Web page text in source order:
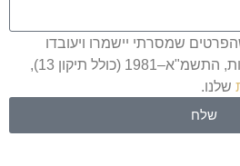
שמסרתי יישמרו ויעובדו
בהתאם לחוק הגנת הפרטיות, התשמ"א–1981 (כולל תיקון 13),
שלנו.
שלח